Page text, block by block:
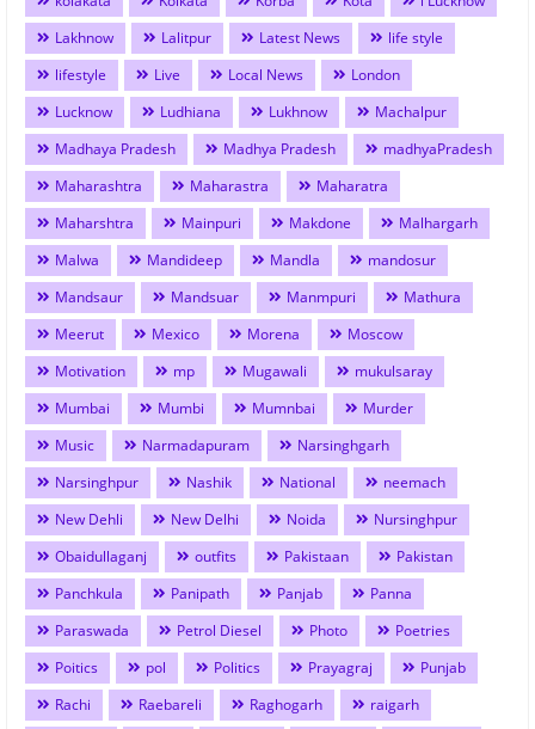
Lakhnow
Lalitpur Latest News
life style
lifestyle
Live Local News
London
Lucknow
Ludhiana Lukhnow
Machalpur
Madhaya Pradesh
Madhya Pradesh
madhyaPradesh
Maharashtra
Maharastra
Maharatra
Maharshtra
Mainpuri Makdone
Malhargarh
Malwa
Mandideep Mandla
mandosur
Mandsaur
Mandsuar Manmpuri
Mathura
Meerut
Mexico Morena
Moscow
Motivation
mp Mugawali
mukulsaray
Mumbai
Mumbi Mumnbai
Murder
Music
Narmadapuram
Narsinghgarh
Narsinghpur
Nashik National
neemach
New Dehli
New Delhi Noida
Nursinghpur
Obaidullaganj
outfits Pakistaan
Pakistan
Panchkula
Panipath Panjab
Panna
Paraswada
Petrol Diesel Photo
Poetries
Poitics
pol Politics Prayagraj
Punjab
Rachi
Raebareli Raghogarh
raigarh